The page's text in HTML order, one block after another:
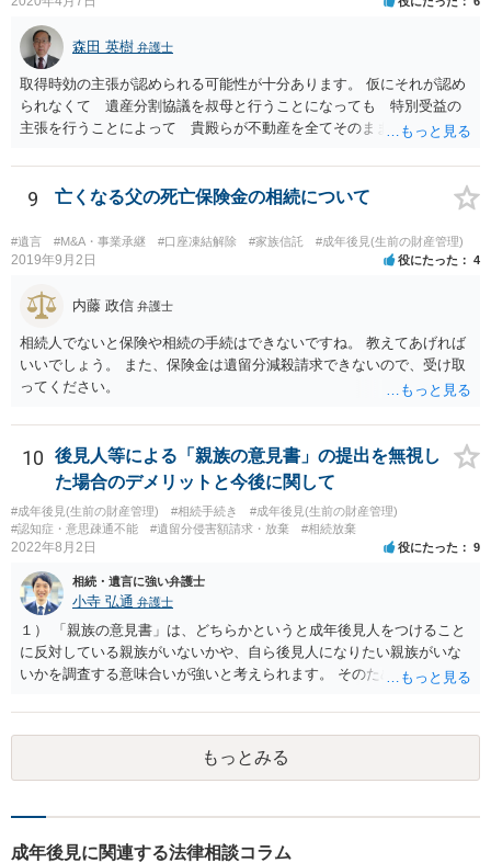
森田 英樹 弁護士
取得時効の主張が認められる可能性が十分あります。 仮にそれが認め
られなくて 遺産分割協議を叔母と行うことになっても 特別受益の
主張を行うことによって 貴殿らが不動産を全てそのまま取得できる
9 亡くなる父の死亡保険金の相続について
#遺言 #M&A・事業承継 #口座凍結解除 #家族信託 #成年後見(生前の財産管理)
2019年9月2日 役にたった 4
内藤 政信 弁護士
相続人でないと保険や相続の手続はできないですね。 教えてあげれば
いいでしょう。 また、保険金は遺留分減殺請求できないので、受け取
ってください。
10
後見人等による「親族の意見書」の提出を無視し
た場合のデメリットと今後に関して
#成年後見(生前の財産管理) #相続手続き
#成年後見(生前の財産管理)
#認知症・意思疎通不能
#遺留分侵害額請求・放棄 #相続放棄
2022年8月2日 役にたった 9
相続・遺言に強い弁護士
小寺 弘通 弁護士
１） 「親族の意見書」は、どちらかというと成年後見人をつけること
に反対している親族がいないかや、自ら後見人になりたい親族がいな
いかを調査する意味合いが強いと考えられます。 そのため、ご相談の
す。 ２） 場合によっては、介護や被後見人の財産の処分等に関して、
後見人から相談があることも考えられます。 また、お祖母さんがお亡
くなりになった場合、相続人となる可能性がありますが、 その場合は
相続放棄されれば問題ありません。 ３） 完全に拒否する方法はないか
としても、関わりを拒否している親族にあえて連絡をしてくる可能性
もっとみる
成年後見に関連する法律相談コラム